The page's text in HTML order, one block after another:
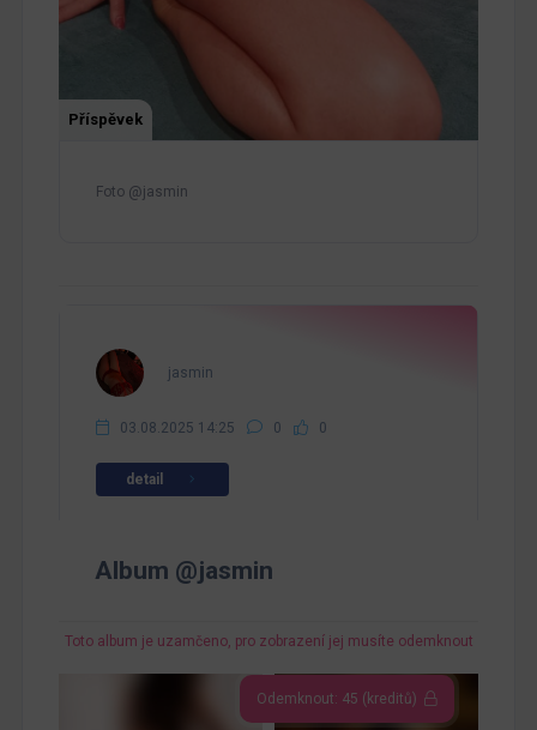
Příspěvek
Foto @jasmin
jasmin
03.08.2025 14:25 0 0
detail
Album @jasmin
Odemknout: 45 (kreditů)
Toto album je uzamčeno, pro zobrazení jej musíte odemknout